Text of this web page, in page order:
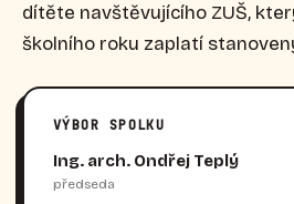
dítěte navštěvujícího ZUŠ,
školního roku zaplatí
VÝBOR SPOLKU
Ing. arch. Ondřej Teplý
předseda